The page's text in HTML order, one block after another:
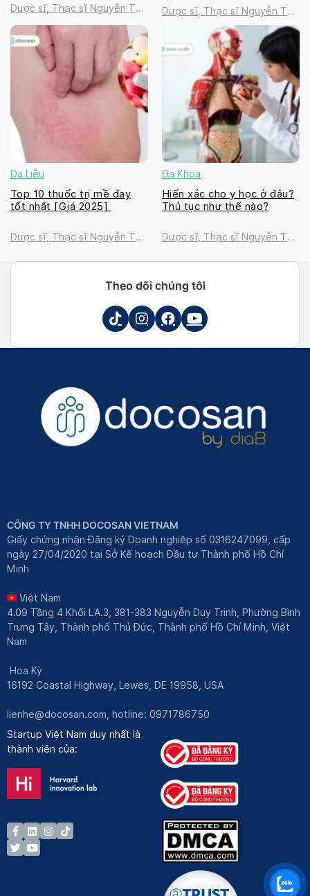
Dược sĩ, Thạc sĩ Nguyễn Thị
Thanh Tú
Dược sĩ, Thạc sĩ Nguyễn Thị
Da Liễu
Top 10 thuốc trị mề đay
tốt nhất [Giá 2025]
Dược sĩ, Thạc sĩ Nguyễn Thị
Đa Khoa
Hiến xác cho y học ở đâu?
Thủ tục như thế nào?
Dược sĩ, Thạc sĩ Nguyễn Thị
Theo dõi chúng tôi
CÔNG TY TNHH DOCOSAN VIETNAM
Giấy chứng nhận Đăng ký Doanh nghiệp số 0316247099, cấp
ngày 27/04/2020 tại Sở Kế hoạch Đầu tư Thành phố Hồ Chí
Minh
Việt Nam
4.09 Tầng 4 Khối LA.3, 381-383 Nguyễn Duy Trinh, Phường Bình
Trưng Tây, Thành phố Thủ Đức, Thành phố Hồ Chí Minh, Việt
Nam
Hoa Kỳ
16192 Coastal Highway, Lewes, DE 19958, USA
lienhe@docosan.com , hotline: 0971786750
Startup Việt Nam duy nhất là
thành viên của: